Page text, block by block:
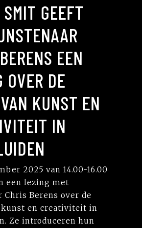
GEEFT
EEN
OVER DE
KUNST EN
IN
2025 van 14.00-16.00
een lezing met
Chris Berens over de
kunst en creativiteit in
Ze introduceren hun